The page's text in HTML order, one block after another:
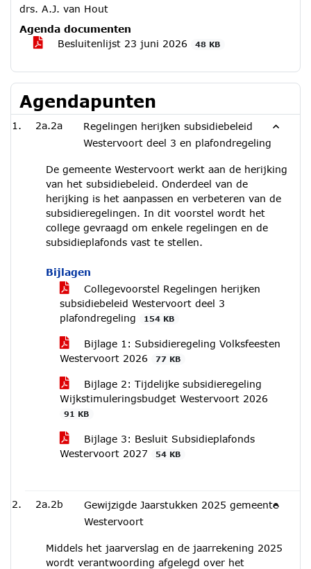
drs. A.J. van Hout
Agenda documenten
Besluitenlijst 23 juni 2026
48 KB
Agendapunten
2a.2a
Regelingen herijken subsidiebeleid
Westervoort deel 3 en plafondregeling
De gemeente Westervoort werkt aan de herijking
van het subsidiebeleid. Onderdeel van de
herijking is het aanpassen en verbeteren van de
subsidieregelingen. In dit voorstel wordt het
college gevraagd om enkele regelingen en de
subsidieplafonds vast te stellen.
Bijlagen
Collegevoorstel Regelingen herijken
subsidiebeleid Westervoort deel 3
plafondregeling
154 KB
Bijlage 1: Subsidieregeling Volksfeesten
Westervoort 2026
77 KB
Bijlage 2: Tijdelijke subsidieregeling
Wijkstimuleringsbudget Westervoort 2026
91 KB
Bijlage 3: Besluit Subsidieplafonds
Westervoort 2027
54 KB
2a.2b
Gewijzigde Jaarstukken 2025 gemeente
Westervoort
Middels het jaarverslag en de jaarrekening 2025
wordt verantwoording afgelegd over het